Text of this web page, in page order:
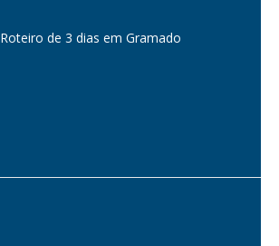
Roteiro de 3 dias em Gramado